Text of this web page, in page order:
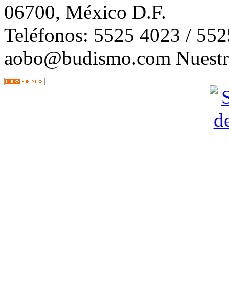
06700, México D.F.
Teléfonos: 5525 4023 /
aobo@budismo.com